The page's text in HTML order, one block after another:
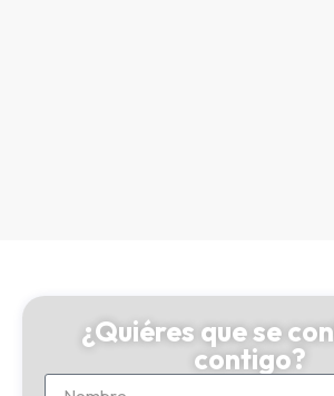
¿Quiéres que se
contigo?